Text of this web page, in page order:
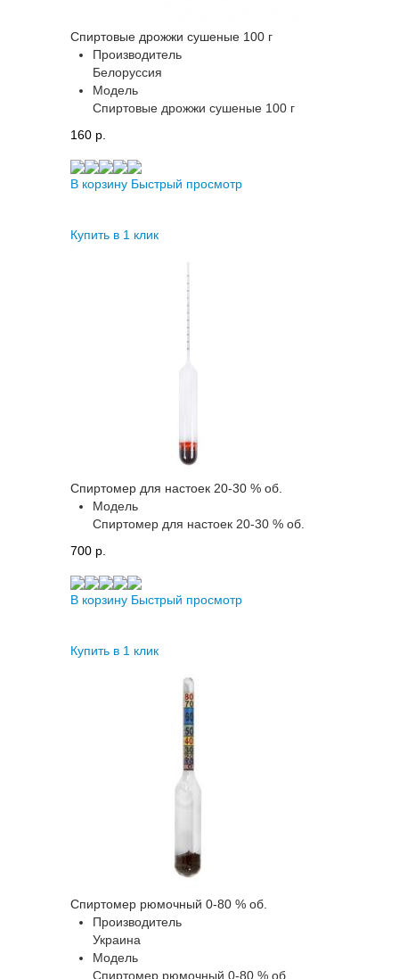
Спиртовые дрожжи сушеные 100 г
Производитель
Белоруссия
Модель
Спиртовые дрожжи сушеные 100 г
160 p.
В корзину Быстрый просмотр
Купить в 1 клик
Спиртомер для настоек 20-30 % об.
Модель
Спиртомер для настоек 20-30 % об.
700 p.
В корзину Быстрый просмотр
Купить в 1 клик
Спиртомер рюмочный 0-80 % об.
Производитель
Украина
Модель
Спиртомер рюмочный 0-80 % об.